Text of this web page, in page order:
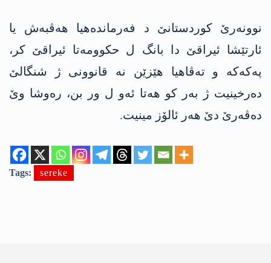
نوونەرێ کوردستانێ د فەرماندەھیا ھەڤبەش یا
ئارتێشا ئیراقێ دا بانگ ل حکوومەتا ئیراقێ کر،
پەکەکە و تەڤاھیا ھێزێن نە قانوونی ژ شنگالێ
دەرخینیت ژ بەر کو ھەتا ئەو ل ور بن، رەوشا وێ
دەڤەرێ دێ ھەر ئالۆز مینیت.
Tags: sereke